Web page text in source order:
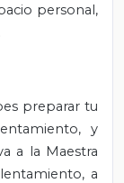
personal,
preparar tu
y
a la Maestra
a